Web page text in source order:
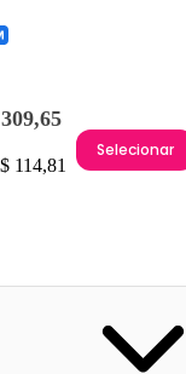
114,81
Selecionar